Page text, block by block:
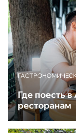
Где поесть
ресторанам